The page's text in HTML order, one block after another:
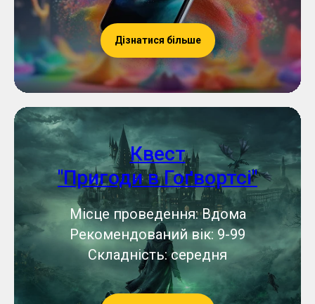
Дізнатися більше
Квест
"Пригоди в Гоґвортсі"
Місце проведення: Вдома
Рекомендований вік: 9-99
Складність: середня